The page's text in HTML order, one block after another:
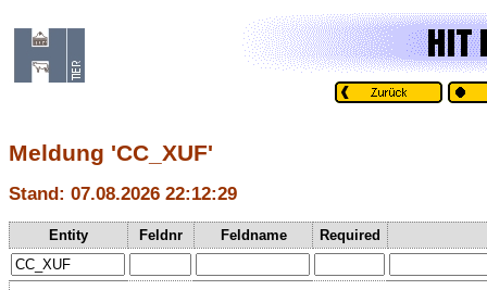
Meldung 'CC_XUF'
Stand: 07.08.2026 22:12:29
Entity Feldnr Feldname Required